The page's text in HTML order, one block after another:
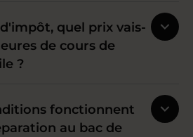
quel prix vais-
de cours de
?
fonctionnent
au bac de